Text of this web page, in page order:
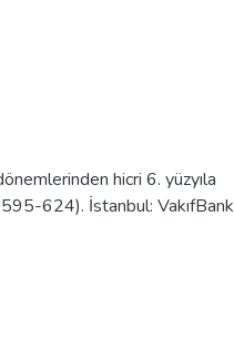
hicri 6. yüzyıla
595-624). İstanbul: VakıfBank